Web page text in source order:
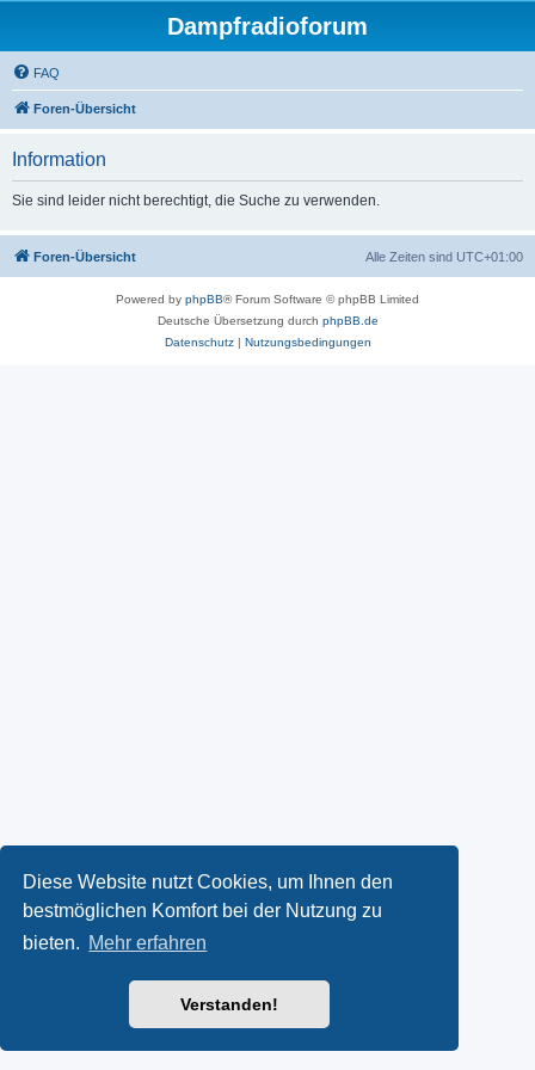
Diese Website nutzt Cookies, um Ihnen den
bestmöglichen Komfort bei der Nutzung zu
bieten. Mehr erfahren
Verstanden!
Dampfradioforum
FAQ
Foren-Übersicht
Information
Sie sind leider nicht berechtigt, die Suche zu verwenden.
Foren-Übersicht Alle Zeiten sind UTC+01:00
Powered by phpBB® Forum Software © phpBB Limited
Deutsche Übersetzung durch phpBB.de
Datenschutz| Nutzungsbedingungen